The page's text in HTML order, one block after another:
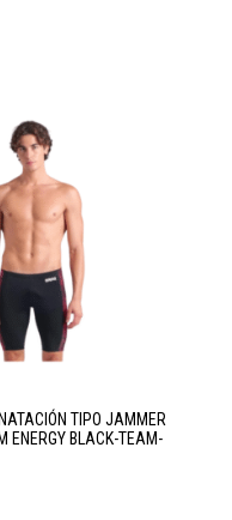
TIPO JAMMER
ENERGY BLACK-TEAM-